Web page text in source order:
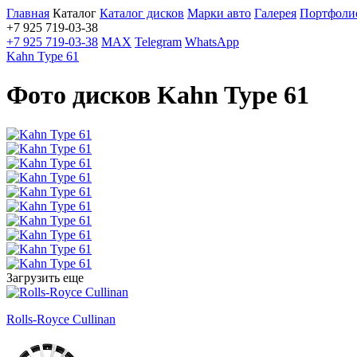
Главная Каталог Каталог дисков Марки авто Галерея
+7 925 719-03-38
+7 925 719-03-38 MAX Telegram WhatsApp
Kahn Type 61
Фото дисков Kahn Type 61
Загрузить еще
Rolls-Royce Cullinan